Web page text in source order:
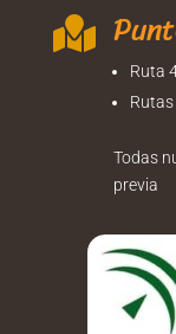

Ruta
Todas
previa